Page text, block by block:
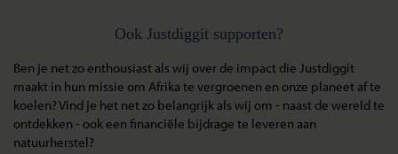
Ook Justdiggit supporten?
Ben je net zo enthousiast als wij over de impact die Justdiggit
maakt in hun missie om Afrika te vergroenen en onze planeet af te
koelen? Vind je het net zo belangrijk als wij om - naast de wereld te
ontdekken - ook een financiële bijdrage te leveren aan
natuurherstel?